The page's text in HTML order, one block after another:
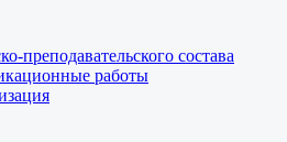
преподавательского состава
работы